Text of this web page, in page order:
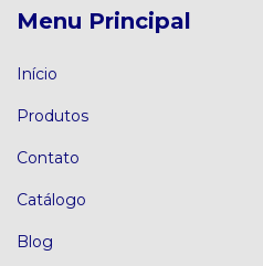
Menu Principal
Início
Produtos
Contato
Catálogo
Blog